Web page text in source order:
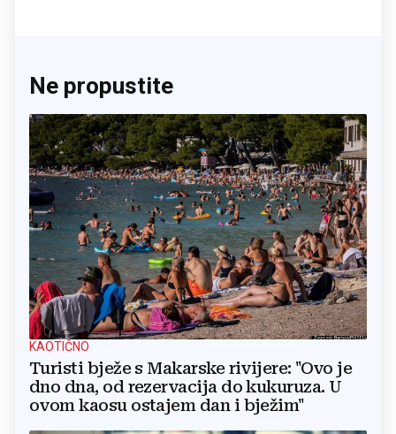
Ne propustite
KAOTIČNO
Turisti bježe s Makarske rivijere: "Ovo je
dno dna, od rezervacija do kukuruza. U
ovom kaosu ostajem dan i bježim"